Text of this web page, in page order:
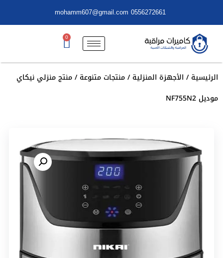
0556272661
mohamm607@gmail.com
0
الرئيسية/ الأجهزة المنزلية/منتجات متنوعة/ منتج منزلي نيكاي
موديل NF755N2